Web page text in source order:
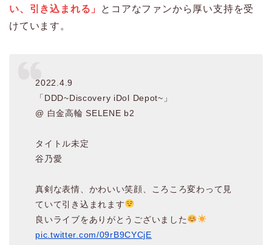
い、引き込まれる」
とコアなファンから厚い支持を受
けています。
2022.4.9
「DDD~Discovery iDol Depot~」
@ 白金高輪 SELENE b2
タイトル未定
谷乃愛
真剣な表情、かわいい笑顔、ころころ変わって見
ていて引き込まれます
良いライブをありがとうございました
pic.twitter.com/09rB9CYCjE